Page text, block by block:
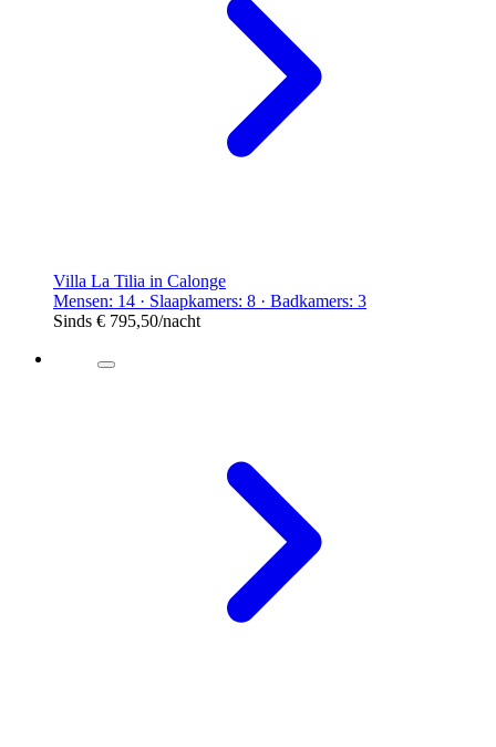
Villa La Tilia in Calonge
Mensen: 14 · Slaapkamers: 8 · Badkamers: 3
Sinds € 795,50/nacht